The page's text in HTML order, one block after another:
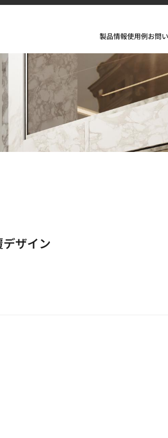
製品情報使用例お問
ザイン
サーフェスが織りなすインスピレーシ
、HIMACS ソリッドサーフェス、